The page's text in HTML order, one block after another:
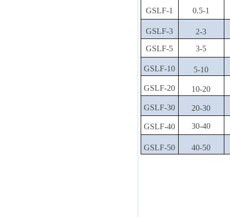
GSLF-1 0.5-1
GSLF-3
2-3
GSLF-5
3-5
GSLF-10 5-10
GSLF-20 10-20
GSLF-30 20-30
GSLF-40 30-40
GSLF-50 40-50